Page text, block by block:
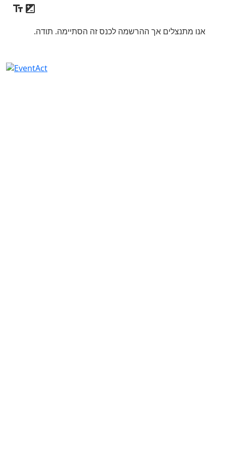
אנו מתנצלים אך ההרשמה לכנס זה הסתיימה. תודה.